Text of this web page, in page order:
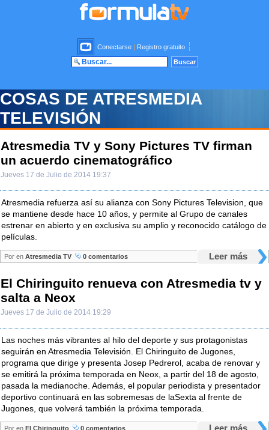
Conectarse | Registro gratuito
COSAS DE ATRESMEDIA
TELEVISIÓN
Atresmedia TV y Sony Pictures TV firman
un acuerdo cinematográfico
Jueves 17 de Julio de 2014 19:37
Atresmedia refuerza así su alianza con Sony Pictures Television, que
se mantiene desde hace 10 años, y permite al Grupo de canales
estrenar en abierto y en exclusiva su amplio y reconocido catálogo de
películas.
Leer más
Por en Atresmedia TV 0 comentarios
El Chiringuito renueva con Atresmedia tv y
salta a Neox
Jueves 17 de Julio de 2014 19:29
Las noches más vibrantes al hilo del deporte y sus protagonistas
seguirán en Atresmedia Televisión. El Chiringuito de Jugones,
programa que dirige y presenta Josep Pedrerol, acaba de renovar y
se emitirá la próxima temporada en Neox, a partir del 18 de agosto,
pasada la medianoche. Además, el popular periodista y presentador
deportivo continuará en las sobremesas de laSexta al frente de
Jugones, que volverá también la próxima temporada.
Leer más
Por en El Chiringuito 0 comentarios